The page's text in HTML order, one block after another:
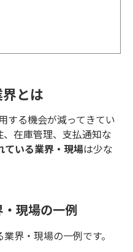
とは
する機会が減ってきてい
、在庫管理、支払通知な
ている業界・現場は少な
現場の一例
界・現場の一例です。